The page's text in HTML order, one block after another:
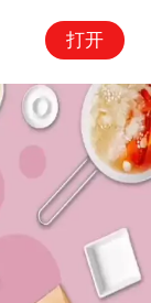
打开